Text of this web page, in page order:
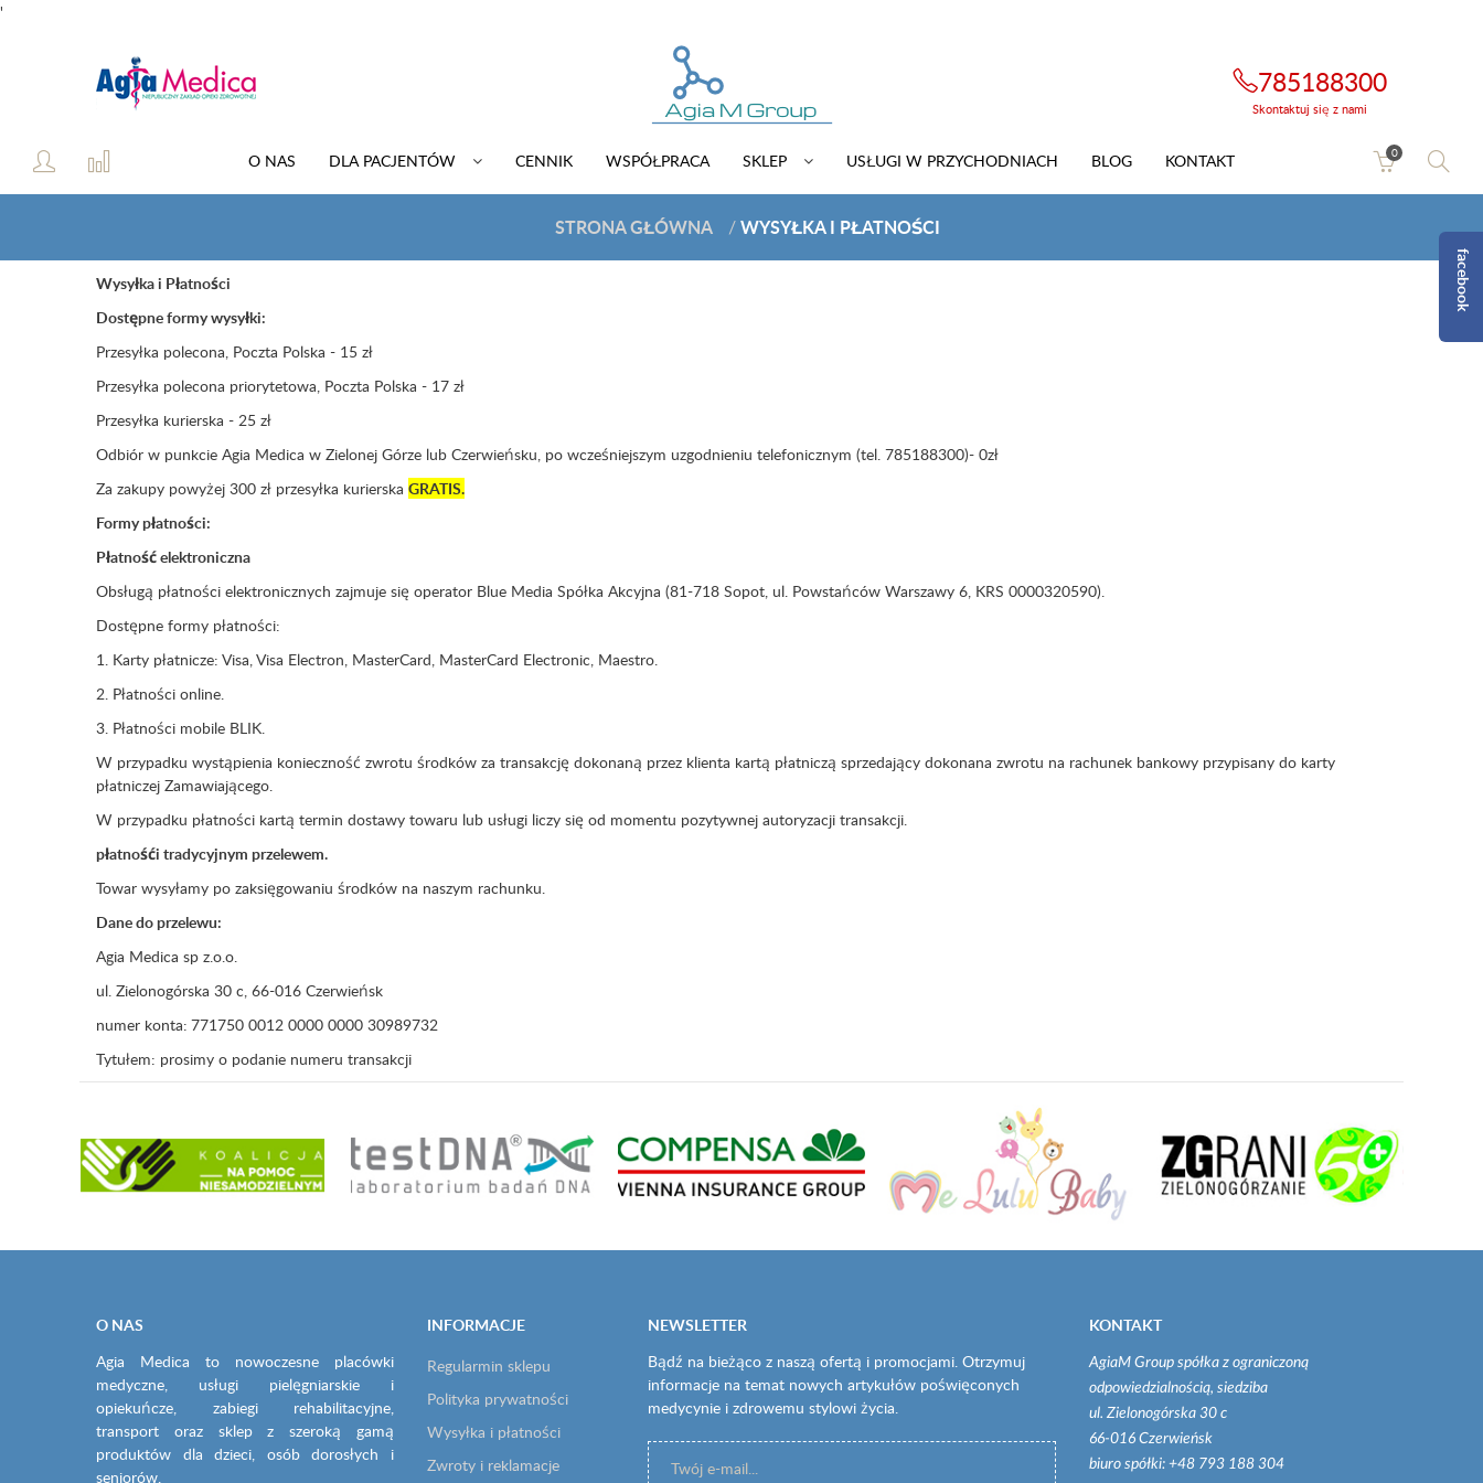
'
facebook
785188300
Skontaktuj się z nami
O NAS DLA PACJENTÓW CENNIK WSPÓŁPRACA SKLEP USŁUGI W PRZYCHODNIACH BLOG KONTAKT 0
STRONA GŁÓWNA /WYSYŁKA I PŁATNOŚCI
Wysyłka i Płatności
Dostępne formy wysyłki:
Przesyłka polecona, Poczta Polska - 15 zł
Przesyłka polecona priorytetowa, Poczta Polska - 17 zł
Przesyłka kurierska - 25 zł
Odbiór w punkcie Agia Medica w Zielonej Górze lub Czerwieńsku, po wcześniejszym uzgodnieniu telefonicznym (tel. 785188300)- 0zł
Za zakupy powyżej 300 zł przesyłka kurierska GRATIS.
Formy płatności:
Płatność elektroniczna
Obsługą płatności elektronicznych zajmuje się operator Blue Media Spółka Akcyjna (81-718 Sopot, ul. Powstańców Warszawy 6, KRS 0000320590).
Dostępne formy płatności:
1. Karty płatnicze: Visa, Visa Electron, MasterCard, MasterCard Electronic, Maestro.
2. Płatności online.
3. Płatności mobile BLIK.
W przypadku wystąpienia konieczność zwrotu środków za transakcję dokonaną przez klienta kartą płatniczą sprzedający dokonana zwrotu na rachunek bankowy przypisany do karty
płatniczej Zamawiającego.
W przypadku płatności kartą termin dostawy towaru lub usługi liczy się od momentu pozytywnej autoryzacji transakcji.
płatnośći tradycyjnym przelewem.
Towar wysyłamy po zaksięgowaniu środków na naszym rachunku.
Dane do przelewu:
Agia Medica sp z.o.o.
ul. Zielonogórska 30 c, 66-016 Czerwieńsk
numer konta: 771750 0012 0000 0000 30989732
Tytułem: prosimy o podanie numeru transakcji
O NAS
Agia Medica to nowoczesne placówki
medyczne, usługi pielęgniarskie i
opiekuńcze, zabiegi rehabilitacyjne,
transport oraz sklep z szeroką gamą
produktów dla dzieci, osób dorosłych i
seniorów.
INFORMACJE
Regularmin sklepu
Polityka prywatności
Wysyłka i płatności
Zwroty i reklamacje
NEWSLETTER
Bądź na bieżąco z naszą ofertą i promocjami. Otrzymuj
informacje na temat nowych artykułów poświęconych
medycynie i zdrowemu stylowi życia.
KONTAKT
AgiaM Group spółka z ograniczoną
odpowiedzialnością, siedziba
ul. Zielonogórska 30 c
66-016 Czerwieńsk
biuro spółki: +48 793 188 304